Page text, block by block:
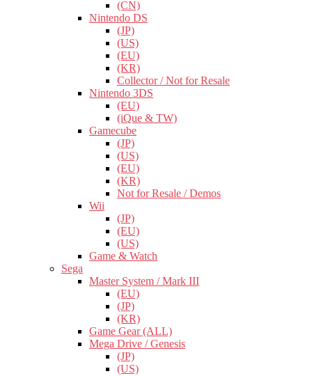
(CN)
Nintendo DS
(JP)
(US)
(EU)
(KR)
Collector / Not for Resale
Nintendo 3DS
(EU)
(iQue & TW)
Gamecube
(JP)
(US)
(EU)
(KR)
Not for Resale / Demos
Wii
(JP)
(EU)
(US)
Game & Watch
Sega
Master System / Mark III
(EU)
(JP)
(KR)
Game Gear (ALL)
Mega Drive / Genesis
(JP)
(US)